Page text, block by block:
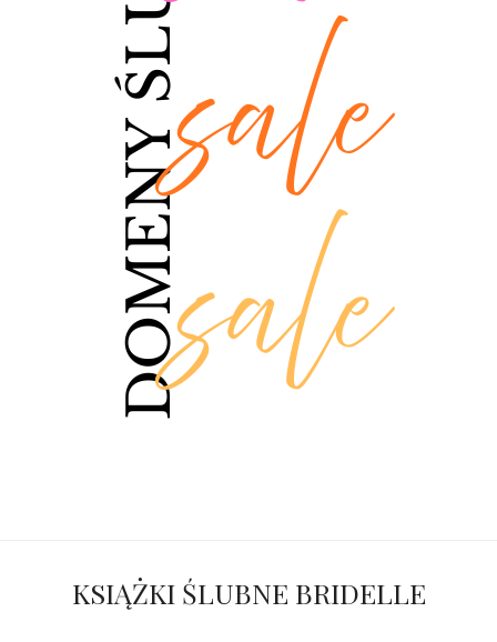
KSIĄŻKI ŚLUBNE BRIDELLE